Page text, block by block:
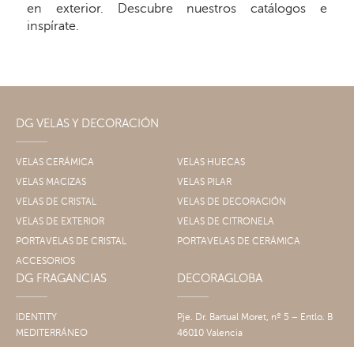
en exterior. Descubre nuestros catálogos e
inspírate.
DG VELAS Y DECORACIÓN
VELAS CERÁMICA
VELAS HUECAS
VELAS MACIZAS
VELAS PILAR
VELAS DE CRISTAL
VELAS DE DECORACIÓN
VELAS DE EXTERIOR
VELAS DE CITRONELA
PORTAVELAS DE CRISTAL
PORTAVELAS DE CERÁMICA
ACCESORIOS
DG FRAGANCIAS
IDENTITY
MEDITERRÁNEO
DECORAGLOBA
Pje. Dr. Bartual Moret, nº 5 – Entlo. B
46010 Valencia